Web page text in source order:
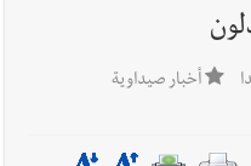
أخبار صيداوية